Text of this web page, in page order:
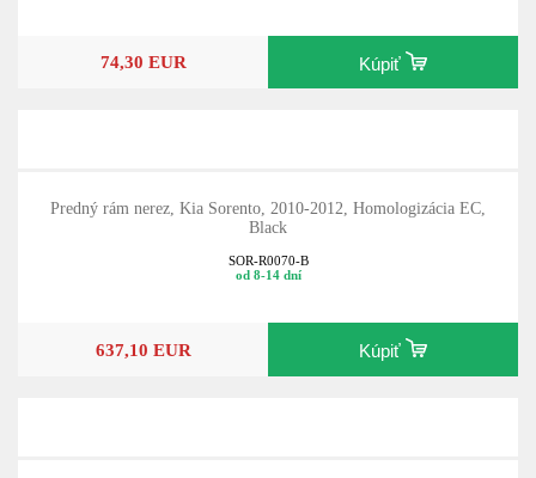
74,30 EUR Kúpiť
Predný rám nerez, Kia Sorento, 2010-2012, Homologizácia EC,
Black
SOR-R0070-B
od 8-14 dní
637,10 EUR Kúpiť